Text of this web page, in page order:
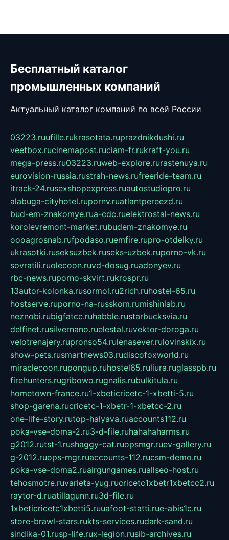
Бесплатный каталог
промышленных компаний
Актуальный каталог компаний по всей России
03223.ruufille.rukrasotata.ruprazdnikdushi.ru
veetbox.rucinemapost.ruciam-fr.rukraft-you.ru
mega-press.ru03223.ruweb-explore.rurastenuya.ru
eurovision-russia.rustrah-news.rufreeride-team.ru
itrack-24.rusexshopexpress.ruautostudiopro.ru
alabuga-cityhotel.rupornv.ruatlantpereezd.ru
bud-em-znakomye.rua-cdc.ruelektrostal-news.ru
korolevremont-market.rubudem-znakomye.ru
oooagrosnab.rufpodaso.ruemfire.rupro-otdelky.ru
ukrasotki.ruseksuzbek.ruseks-uzbek.ruporno-vk.ru
sovratili.ruolecoon.ruvd-dosug.ruadonyev.ru
rbc-news.ruporno-skvirt.rukrospr.ru
13autor-kolonka.rusormol.ru2rich.ruhostel-65.ru
hostserve.ruporno-na-russkom.rumishinlab.ru
neznobi.rubigfatcc.ruhabble.rustarbucksvia.ru
delfinet.rusilvernano.ruelestal.ruvektor-doroga.ru
velotrenajery.rupronso54.rulenasever.rulovinskix.ru
show-pets.rusmartnews03.rudiscofoxworld.ru
miraclecoon.rupongup.ruhostel65.ruliura.ruglasspb.ru
firehunters.rugribowo.rugnalis.rubulkitula.ru
hometown-france.ru1-xbeticricetc-1-xbetti-5.ru
shop-garena.rucricetc-1-xbetr-1-xbetcc-2.ru
one-life-story.rutop-halyava.ruaccounts112.ru
poka-vse-doma-2.ru3-d-file.ruhahahaharms.ru
g2012.rutst-1.rushaggy-cat.ruopsmgr.ruev-gallery.ru
g-2012.ruops-mgr.ruaccounts-112.rucsm-demo.ru
poka-vse-doma2.ruairgungames.ruallseo-host.ru
tehosmotre.ruvarieta-yug.rucricetc1xbetr1xbetcc2.ru
raytor-d.ruatillagunn.ru3d-file.ru
1xbeticricetc1xbetti5.ruuafoot-statti.rue-abis1c.ru
store-brawl-stars.rukts-services.rudark-sand.ru
sindika-01.rusp-life.rux-legion.rusib-archives.ru